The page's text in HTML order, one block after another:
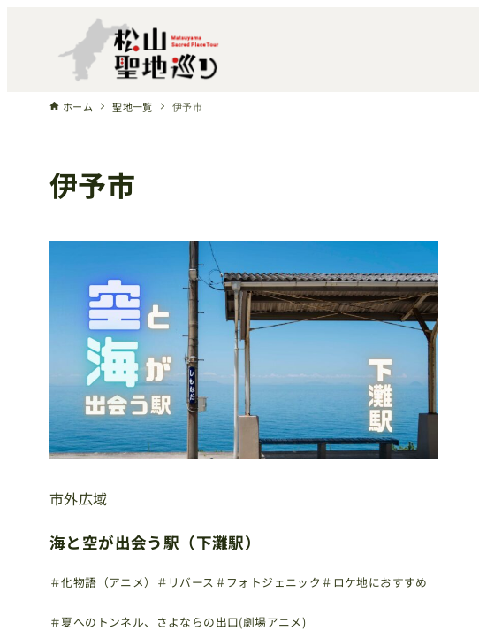
ホーム 聖地一覧 伊予市
伊予市
海と空が出会う駅（下灘駅）
市外広域
＃化物語（アニメ） ＃リバース ＃フォトジェニック ＃ロケ地におすすめ
＃夏へのトンネル、さよならの出口(劇場アニメ)